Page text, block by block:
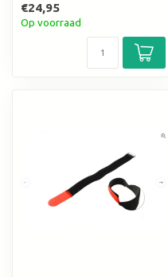
€24,95
Op voorraad